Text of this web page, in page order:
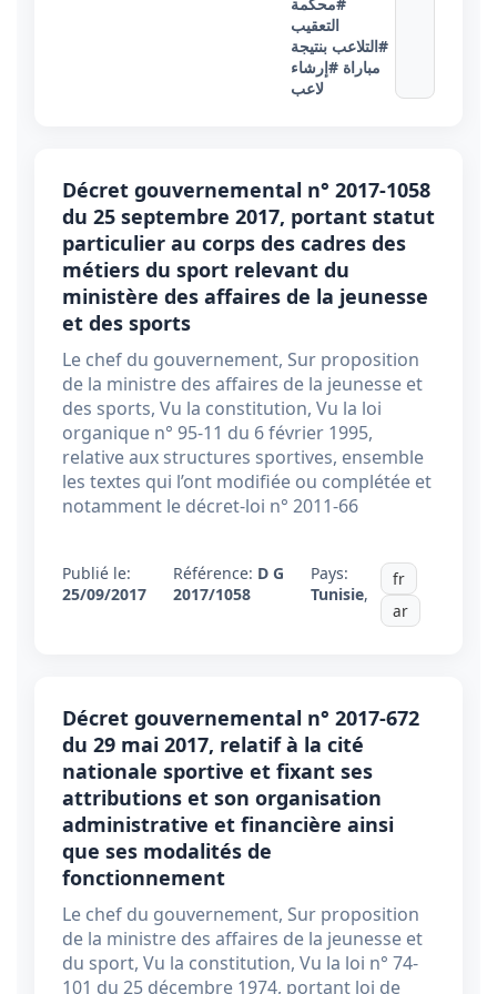
التعقيب
#التلاعب بنتيجة
مباراة #إرشاء
لاعب
Décret gouvernemental n° 2017-1058
du 25 septembre 2017, portant statut
particulier au corps des cadres des
métiers du sport relevant du
ministère des affaires de la jeunesse
et des sports
Le chef du gouvernement, Sur proposition
de la ministre des affaires de la jeunesse et
des sports, Vu la constitution, Vu la loi
organique n° 95-11 du 6 février 1995,
relative aux structures sportives, ensemble
les textes qui l’ont modifiée ou complétée et
notamment le décret-loi n° 2011-66
Publié le:
25/09/2017
Référence: D G
2017/1058
Pays:
Tunisie,
fr
ar
Décret gouvernemental n° 2017-672
du 29 mai 2017, relatif à la cité
nationale sportive et fixant ses
attributions et son organisation
administrative et financière ainsi
que ses modalités de
fonctionnement
Le chef du gouvernement, Sur proposition
de la ministre des affaires de la jeunesse et
du sport, Vu la constitution, Vu la loi n° 74-
101 du 25 décembre 1974, portant loi de